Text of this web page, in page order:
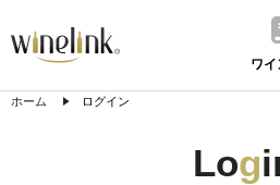
ワイ
ホーム ログイン
Log